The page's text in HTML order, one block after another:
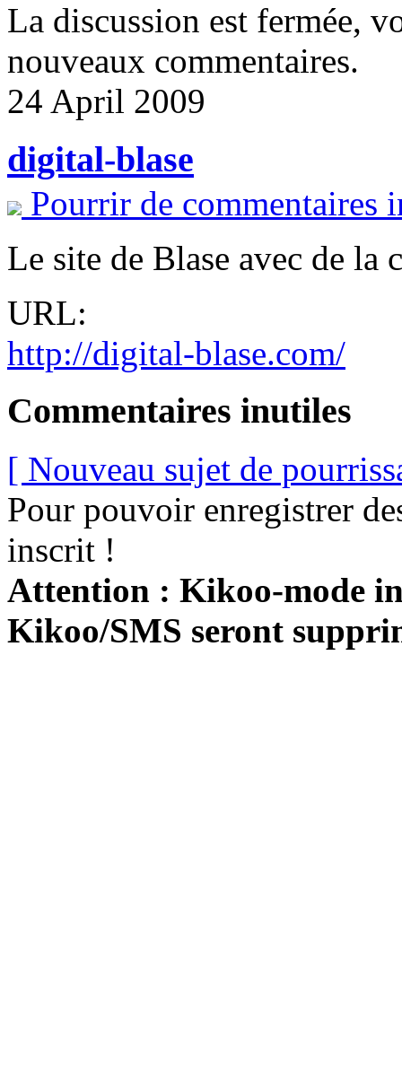
La discussion est fermée,
nouveaux commentaires.
24 April 2009
digital-blase
Pourrir de commentaires
Le site de Blase avec de la
URL:
http://digital-blase.com/
Commentaires inutiles
[ Nouveau sujet de
Pour pouvoir enregistrer
inscrit !
Attention : Kikoo-mode
Kikoo/SMS seront